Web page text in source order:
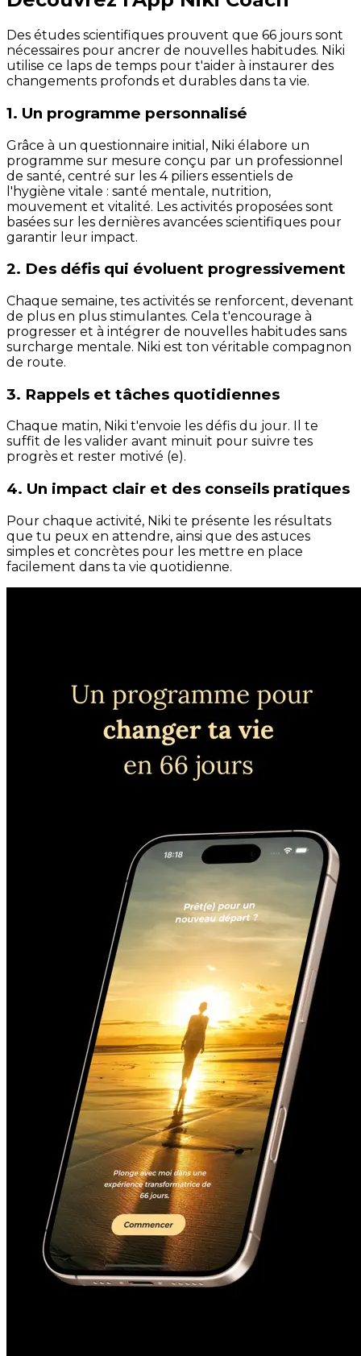
Des études scientifiques prouvent que 66 jours sont
nécessaires pour ancrer de nouvelles habitudes. Niki
utilise ce laps de temps pour t'aider à instaurer des
changements profonds et durables dans ta vie.
1. Un programme personnalisé
Grâce à un questionnaire initial, Niki élabore un
programme sur mesure conçu par un professionnel
de santé, centré sur les 4 piliers essentiels de
l'hygiène vitale : santé mentale, nutrition,
mouvement et vitalité. Les activités proposées sont
basées sur les dernières avancées scientifiques pour
garantir leur impact.
2. Des défis qui évoluent progressivement
Chaque semaine, tes activités se renforcent, devenant
de plus en plus stimulantes. Cela t'encourage à
progresser et à intégrer de nouvelles habitudes sans
surcharge mentale. Niki est ton véritable compagnon
de route.
3. Rappels et tâches quotidiennes
Chaque matin, Niki t'envoie les défis du jour. Il te
suffit de les valider avant minuit pour suivre tes
progrès et rester motivé (e).
4. Un impact clair et des conseils pratiques
Pour chaque activité, Niki te présente les résultats
que tu peux en attendre, ainsi que des astuces
simples et concrètes pour les mettre en place
facilement dans ta vie quotidienne.